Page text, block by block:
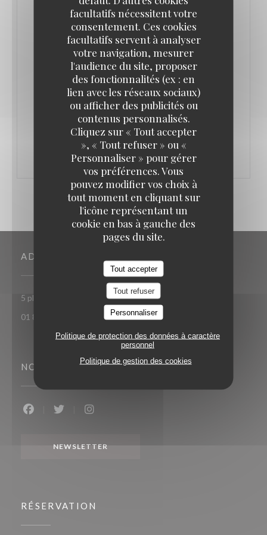
facultatifs nécessitent votre
consentement. Ces cookies
facultatifs servent à analyser
votre navigation, mesurer
l'audience du site, proposer
des fonctionnalités (ex : en
lien avec les réseaux sociaux)
ou afficher des publicités ou
contenus personnalisés.
Cliquez sur « Tout accepter
», « Tout refuser » ou «
Personnaliser » pour gérer
vos préférences. Vous
pouvez modifier vos choix à
tout moment en cliquant sur
l'icône représentant un
cookie en bas à gauche des
pages du site.
Tout accepter
Tout refuser
Personnaliser
Politique de protection des données à caractère
personnel
Politique de gestion des cookies
- Desserts à partager (ou pas 😏)
Une soirée placée sous le signe de la gourmandise,
du plaisir et du romantisme, dans une ambiance
chaleureuse et élégante ✨
📅 Vendredi 14 février
📍 L’Authentic
PLUS D'INFORMATIONS((OUVRE UNE NOUVELLE
ADRESSE
5 place Toscane 77700 Serris-Val d'Europe
01 85 15 27 71
NOUS SUIVRE
NEWSLETTER
RÉSERVATION